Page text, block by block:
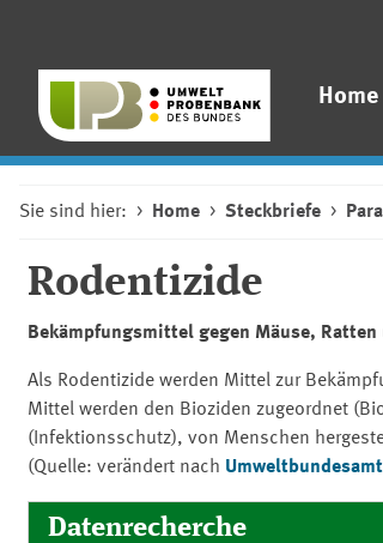
Home
Sie sind hier: Home Steckbriefe
Rodentizide
Bekämpfungsmittel gegen Mäuse, Ratten
Als Rodentizide werden Mittel zur
Mittel werden den Bioziden zugeordnet
(Infektionsschutz), von Menschen
(Quelle: verändert nach Umweltbundesamt
Datenrecherche